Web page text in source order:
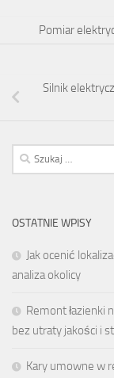
Pomiar
Silnik
Szukaj:
OSTATNIE WPISY
Jak ocenić
analiza okolicy
Remont łazienki
bez utraty jakości i
Kary umowne w